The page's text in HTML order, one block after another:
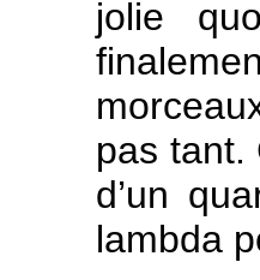
jolie
pas tant.
d’un
lambda